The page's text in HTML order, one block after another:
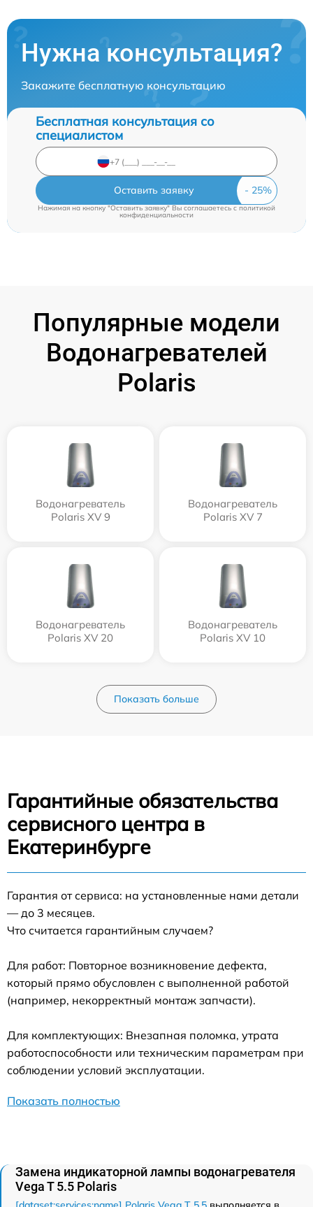
Нужна консультация?
Закажите бесплатную консультацию
Бесплатная консультация со
специалистом
Оставить заявку
Нажимая на кнопку "Оставить заявку" Вы соглашаетесь cполитикой
конфиденциальности
Популярные модели
Водонагревателей
Polaris
Водонагреватель
Polaris XV 9
Водонагреватель
Polaris XV 7
Водонагреватель
Polaris XV 20
Водонагреватель
Polaris XV 10
Показать больше
Гарантийные обязательства
сервисного центра в
Екатеринбурге
Гарантия от сервиса: на установленные нами детали
— до 3 месяцев.
Что считается гарантийным случаем?
Для работ: Повторное возникновение дефекта,
который прямо обусловлен с выполненной работой
(например, некорректный монтаж запчасти).
Для комплектующих: Внезапная поломка, утрата
работоспособности или техническим параметрам при
соблюдении условий эксплуатации.
Показать полностью
Замена индикаторной лампы водонагревателя
Vega T 5.5 Polaris